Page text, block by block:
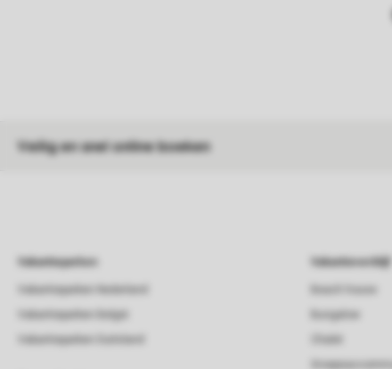
Veilig en snel online boeken
Vakantieparken Vakantieverblijf